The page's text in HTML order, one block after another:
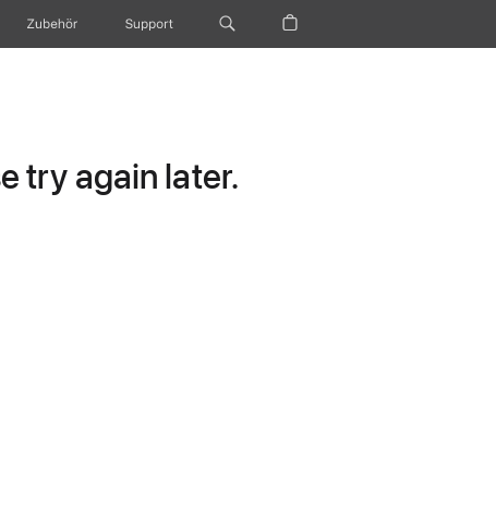
Zubehör Support
try again later.